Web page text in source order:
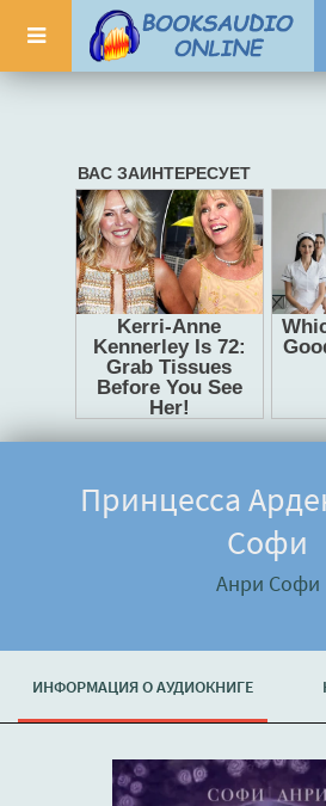
Принцесса
Софи
Анри Софи
ИНФОРМАЦИЯ О АУДИОКНИГЕ